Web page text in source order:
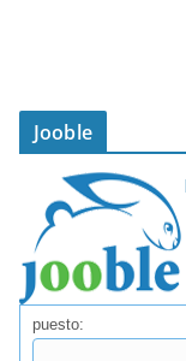
Jooble
puesto: